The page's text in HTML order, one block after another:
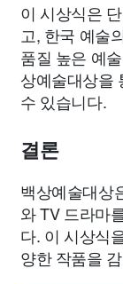
이 시상식은
고, 한국 예술
품질 높은 예
상예술대상을
수 있습니다.
결론
백상예술대상
와 TV 드라마
다. 이 시상식
양한 작품을